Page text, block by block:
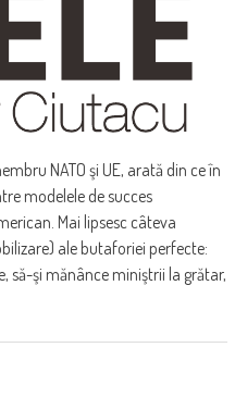
NATO şi UE, arată din ce în
modelele de succes
Mai lipsesc câteva
ale butaforiei perfecte:
să-şi mănânce miniştrii la grătar,